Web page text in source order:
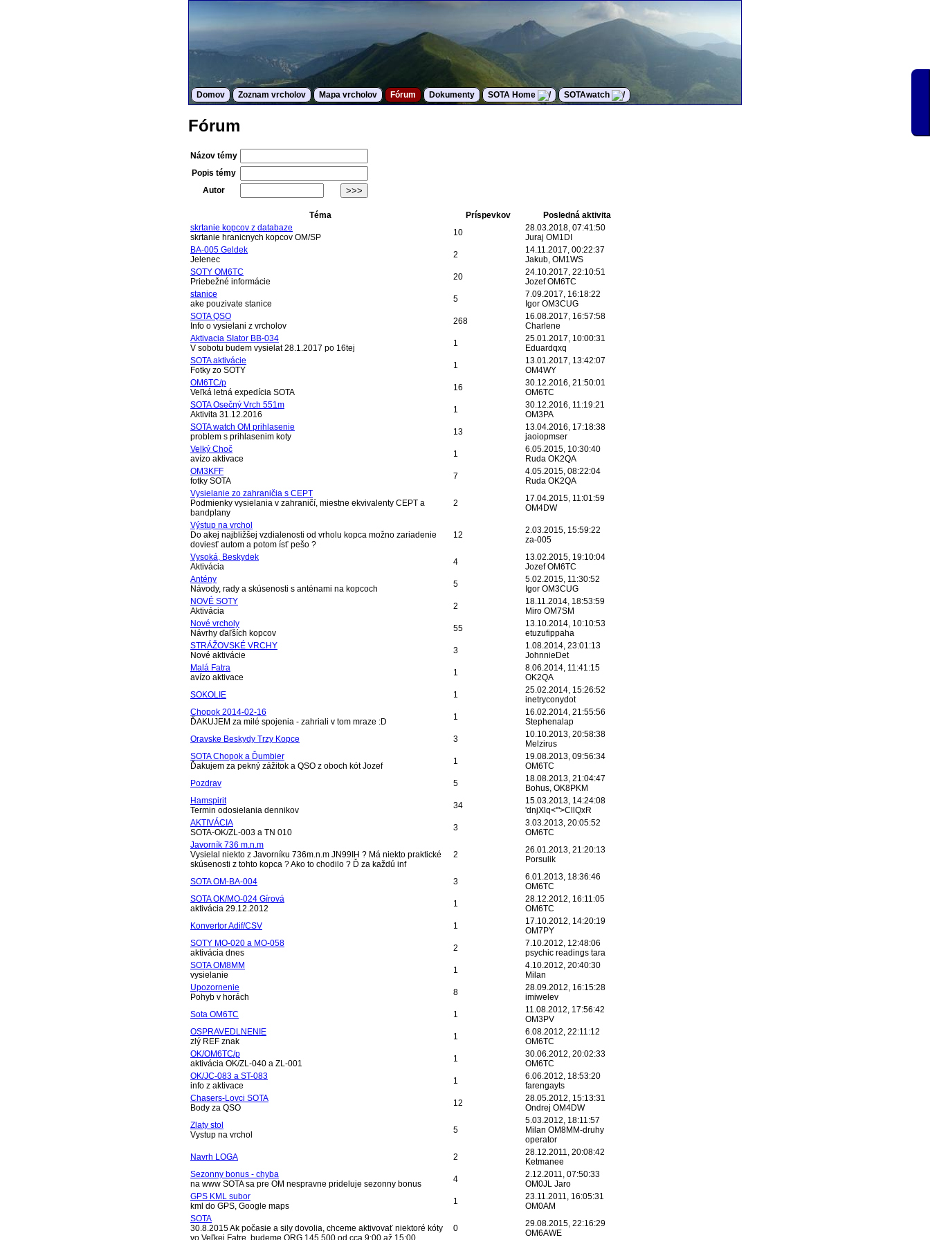
Domov Zoznam vrcholov Mapa vrcholov Fórum Dokumenty SOTA Home SOTAwatch
Fórum
Názov témy
Popis témy
Autor
Téma Príspevkov
Posledná aktivita
skrtanie kopcov z databaze
skrtanie hranicnych kopcov OM/SP
10
28.03.2018, 07:41:50
Juraj OM1DI
BA-005 Geldek
Jelenec
2
14.11.2017, 00:22:37
Jakub, OM1WS
SOTY OM6TC
Priebežné informácie
20
24.10.2017, 22:10:51
Jozef OM6TC
stanice
ake pouzivate stanice
5
7.09.2017, 16:18:22
Igor OM3CUG
SOTA QSO
Info o vysielani z vrcholov
268
16.08.2017, 16:57:58
Charlene
Aktivacia SIator BB-034
V sobotu budem vysielat 28.1.2017 po 16tej
1
25.01.2017, 10:00:31
Eduardqxq
SOTA aktivácie
Fotky zo SOTY
1
13.01.2017, 13:42:07
OM4WY
OM6TC/p
Veľká letná expedícia SOTA
16
30.12.2016, 21:50:01
OM6TC
SOTA Osečný Vrch 551m
Aktivita 31.12.2016
1
30.12.2016, 11:19:21
OM3PA
SOTA watch OM prihlasenie
problem s prihlasenim koty
13
13.04.2016, 17:18:38
jaoiopmser
Velký Choč
avízo aktivace
1
6.05.2015, 10:30:40
Ruda OK2QA
OM3KFF
fotky SOTA
7
4.05.2015, 08:22:04
Ruda OK2QA
Vysielanie zo zahraničia s CEPT
Podmienky vysielania v zahraničí, miestne ekvivalenty CEPT a
bandplany
2
17.04.2015, 11:01:59
OM4DW
Výstup na vrchol
Do akej najbližšej vzdialenosti od vrholu kopca možno zariadenie
doviesť autom a potom ísť pešo ?
12
2.03.2015, 15:59:22
za-005
Vysoká, Beskydek
Aktivácia
4
13.02.2015, 19:10:04
Jozef OM6TC
Antény
Návody, rady a skúsenosti s anténami na kopcoch
5
5.02.2015, 11:30:52
Igor OM3CUG
NOVÉ SOTY
Aktivácia
2
18.11.2014, 18:53:59
Miro OM7SM
Nové vrcholy
Návrhy ďaľších kopcov
55
13.10.2014, 10:10:53
etuzufippaha
STRÁŽOVSKÉ VRCHY
Nové aktivácie
3
1.08.2014, 23:01:13
JohnnieDet
Malá Fatra
avízo aktivace
1
8.06.2014, 11:41:15
OK2QA
SOKOLIE
1
25.02.2014, 15:26:52
inetryconydot
Chopok 2014-02-16
ĎAKUJEM za milé spojenia - zahriali v tom mraze :D
1
16.02.2014, 21:55:56
Stephenalap
Oravske Beskydy Trzy Kopce
3
10.10.2013, 20:58:38
Melzirus
SOTA Chopok a Ďumbier
Ďakujem za pekný zážitok a QSO z oboch kót Jozef
1
19.08.2013, 09:56:34
OM6TC
Pozdrav
5
18.08.2013, 21:04:47
Bohus, OK8PKM
Hamspirit
Termin odosielania dennikov
34
15.03.2013, 14:24:08
'dnjXlq<'">CllQxR
AKTIVÁCIA
SOTA-OK/ZL-003 a TN 010
3
3.03.2013, 20:05:52
OM6TC
Javorník 736 m.n.m
Vysielal niekto z Javorníku 736m.n.m JN99IH ? Má niekto praktické
skúsenosti z tohto kopca ? Ako to chodilo ? Ď za každú inf
2
26.01.2013, 21:20:13
Porsulik
SOTA OM-BA-004 3
6.01.2013, 18:36:46
OM6TC
SOTA OK/MO-024 Gírová
aktivácia 29.12.2012
1
28.12.2012, 16:11:05
OM6TC
Konvertor Adif/CSV
1
17.10.2012, 14:20:19
OM7PY
SOTY MO-020 a MO-058
aktivácia dnes
2
7.10.2012, 12:48:06
psychic readings tara
SOTA OM8MM
vysielanie
1
4.10.2012, 20:40:30
Milan
Upozornenie
Pohyb v horách
8
28.09.2012, 16:15:28
imiwelev
Sota OM6TC
1
11.08.2012, 17:56:42
OM3PV
OSPRAVEDLNENIE
zlý REF znak
1
6.08.2012, 22:11:12
OM6TC
OK/OM6TC/p
aktivácia OK/ZL-040 a ZL-001
1
30.06.2012, 20:02:33
OM6TC
OK/JC-083 a ST-083
info z aktivace
1
6.06.2012, 18:53:20
farengayts
Chasers-Lovci SOTA
Body za QSO
12
28.05.2012, 15:13:31
Ondrej OM4DW
Zlaty stol
Vystup na vrchol
5
5.03.2012, 18:11:57
Milan OM8MM-druhy
operator
Navrh LOGA
2
28.12.2011, 20:08:42
Ketmanee
Sezonny bonus - chyba
na www SOTA sa pre OM nespravne prideluje sezonny bonus
4
2.12.2011, 07:50:33
OM0JL Jaro
GPS KML subor
kml do GPS, Google maps
1
23.11.2011, 16:05:31
OM0AM
SOTA
30.8.2015 Ak počasie a sily dovolia, chceme aktivovať niektoré kóty
vo Veľkej Fatre, budeme QRG 145.500 od cca 9:00 až 15:00
0
29.08.2015, 22:16:29
OM6AWE